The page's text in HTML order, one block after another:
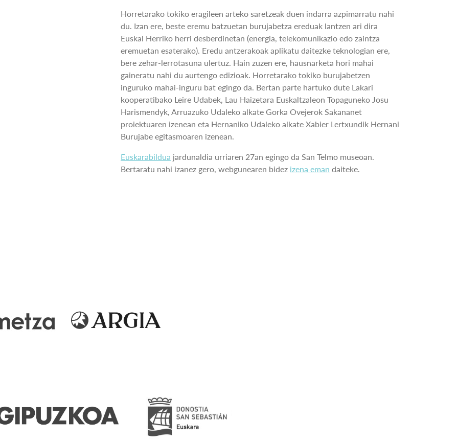
Horretarako tokiko eragileen arteko saretzeak duen indarra azpimarratu nahi
du. Izan ere, beste eremu batzuetan burujabetza ereduak lantzen ari dira
Euskal Herriko herri desberdinetan (energia, telekomunikazio edo zaintza
eremuetan esaterako). Eredu antzerakoak aplikatu daitezke teknologian ere,
bere zehar-lerrotasuna ulertuz. Hain zuzen ere, hausnarketa hori mahai
gaineratu nahi du aurtengo edizioak. Horretarako tokiko burujabetzen
inguruko mahai-inguru bat egingo da. Bertan parte hartuko dute Lakari
kooperatibako Leire Udabek, Lau Haizetara Euskaltzaleon Topaguneko Josu
Harismendyk, Arruazuko Udaleko alkate Gorka Ovejerok Sakananet
proiektuaren izenean eta Hernaniko Udaleko alkate Xabier Lertxundik Hernani
Burujabe egitasmoaren izenean.
Euskarabildua jardunaldia urriaren 27an egingo da San Telmo museoan.
Bertaratu nahi izanez gero, webgunearen bidez izena eman daiteke.